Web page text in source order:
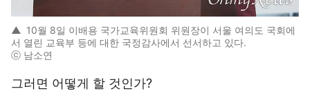
▲ 10월 8일 이배용 국가교육위원회 위원장이 서울 여의도 국회에
서 열린 교육부 등에 대한 국정감사에서 선서하고 있다.
ⓒ 남소연
그러면 어떻게 할 것인가?